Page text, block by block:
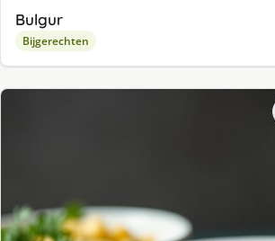
Bulgur
Bijgerechten